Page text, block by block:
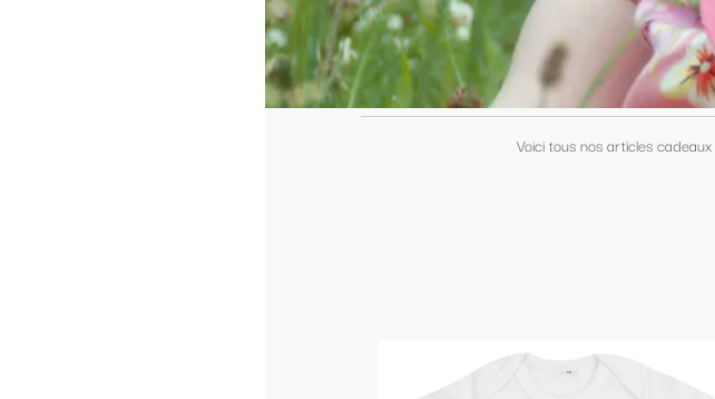
Voici tous nos articles cadeaux pour la famille,idée cadeau pour les
Body Veux-tu